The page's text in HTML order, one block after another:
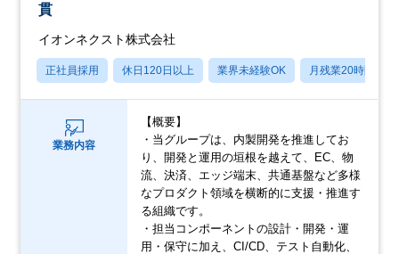
貫
イオンネクスト株式会社
正社員採用 休日120日以上 業界未経験OK 月残業20時間以内
業務内容
【概要】
・当グループは、内製開発を推進してお
り、開発と運用の垣根を越えて、EC、物
流、決済、エッジ端末、共通基盤など多様
なプロダクト領域を横断的に支援・推進す
る組織です。
・担当コンポーネントの設計・開発・運
用・保守に加え、CI/CD、テスト自動化、